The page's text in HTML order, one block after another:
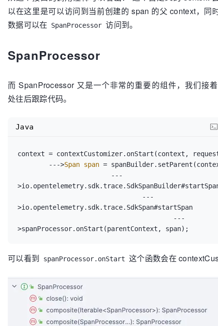
以在这里是可以访问到当前创建的 span 的父 context，同
数据可以在
SpanProcessor 访问到。
SpanProcessor
而 SpanProcessor 又是一个非常的重要的组件，我们接
处往后跟踪代码。
context = contextCustomizer.onStart(context,
	--->
Span span =
>io.opentelemetry.sdk.trace.SdkSpan#startSpan
Java
可以看到 spanProcessor.onStart 这个函数会在